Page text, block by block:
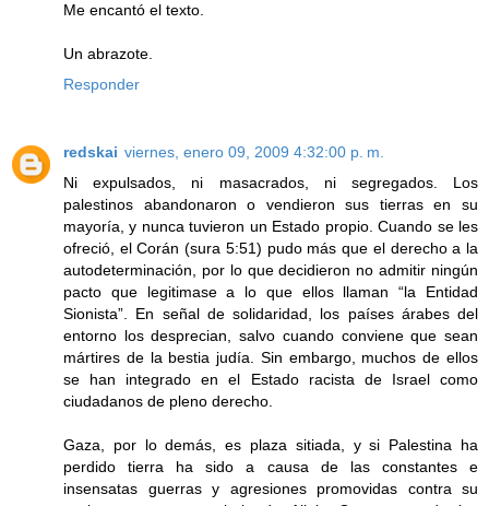
Me encantó el texto.
Un abrazote.
Responder
redskai viernes, enero 09, 2009 4:32:00 p. m.
Ni expulsados, ni masacrados, ni segregados. Los
palestinos abandonaron o vendieron sus tierras en su
mayoría, y nunca tuvieron un Estado propio. Cuando se les
ofreció, el Corán (sura 5:51) pudo más que el derecho a la
autodeterminación, por lo que decidieron no admitir ningún
pacto que legitimase a lo que ellos llaman “la Entidad
Sionista”. En señal de solidaridad, los países árabes del
entorno los desprecian, salvo cuando conviene que sean
mártires de la bestia judía. Sin embargo, muchos de ellos
se han integrado en el Estado racista de Israel como
ciudadanos de pleno derecho.
Gaza, por lo demás, es plaza sitiada, y si Palestina ha
perdido tierra ha sido a causa de las constantes e
insensatas guerras y agresiones promovidas contra su